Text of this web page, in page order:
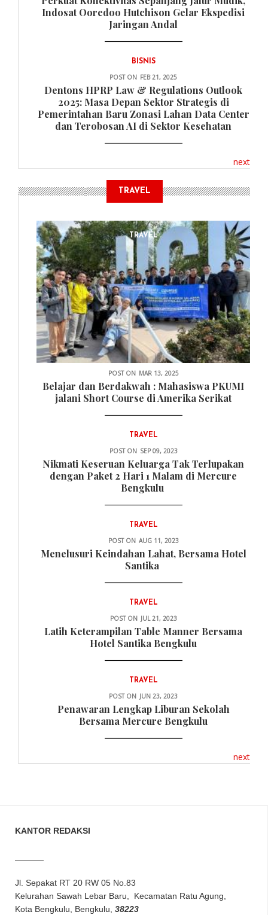
Indosat Ooredoo Hutchison Gelar Ekspedisi
Jaringan Andal
BISNIS
POST ON FEB 21, 2025
Dentons HPRP Law & Regulations Outlook
2025: Masa Depan Sektor Strategis di
Pemerintahan Baru Zonasi Lahan Data Center
dan Terobosan AI di Sektor Kesehatan
next
TRAVEL
TRAVEL
POST ON MAR 13, 2025
Belajar dan Berdakwah : Mahasiswa PKUMI
jalani Short Course di Amerika Serikat
TRAVEL
POST ON SEP 09, 2023
Nikmati Keseruan Keluarga Tak Terlupakan
dengan Paket 2 Hari 1 Malam di Mercure
Bengkulu
TRAVEL
POST ON AUG 11, 2023
Menelusuri Keindahan Lahat, Bersama Hotel
Santika
TRAVEL
POST ON JUL 21, 2023
Latih Keterampilan Table Manner Bersama
Hotel Santika Bengkulu
TRAVEL
POST ON JUN 23, 2023
Penawaran Lengkap Liburan Sekolah
Bersama Mercure Bengkulu
next
KANTOR REDAKSI
Jl. Sepakat RT 20 RW 05 No.83
Kelurahan Sawah Lebar Baru, Kecamatan Ratu Agung,
Kota Bengkulu, Bengkulu, 38223